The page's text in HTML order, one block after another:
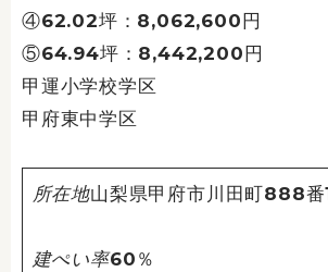
④62.02坪：8,062,600円
⑤64.94坪：8,442,200円
甲運小学校学区
甲府東中学区
所在地山梨県甲府市川田町888番
建ぺい率60％